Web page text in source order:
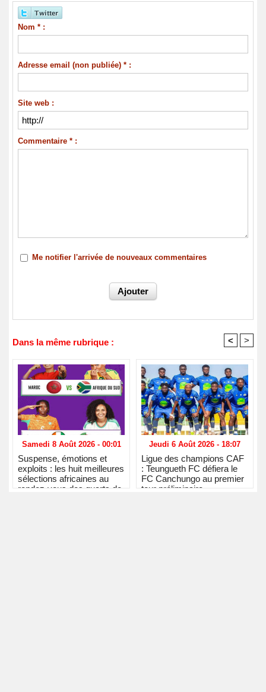
Nom * :
Adresse email (non publiée) * :
Site web :
Commentaire * :
Me notifier l'arrivée de nouveaux commentaires
Dans la même rubrique : < >
Samedi 8 Août 2026 - 00:01
Suspense, émotions et
exploits : les huit meilleures
sélections africaines au
rendez-vous des quarts de
Jeudi 6 Août 2026 - 18:07
Ligue des champions CAF
: Teungueth FC défiera le
FC Canchungo au premier
tour préliminaire